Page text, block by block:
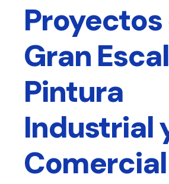
Gran
Pintura
Industrial
Comercial